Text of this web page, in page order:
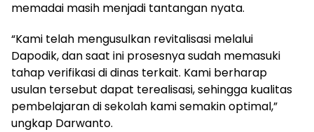
memadai masih menjadi tantangan nyata.
“Kami telah mengusulkan revitalisasi melalui
Dapodik, dan saat ini prosesnya sudah memasuki
tahap verifikasi di dinas terkait. Kami berharap
usulan tersebut dapat terealisasi, sehingga kualitas
pembelajaran di sekolah kami semakin optimal,”
ungkap Darwanto.